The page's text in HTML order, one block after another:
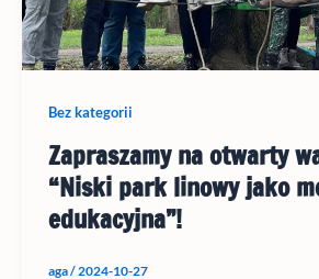
Bez kategorii
Zapraszamy na otwarty
“Niski park linowy jako
edukacyjna”!
aga/2024-10-27